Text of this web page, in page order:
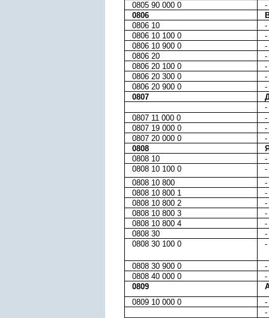
0805 90 000 0
-
0806
0806 10
-
0806 10 100 0
-
0806 10 900 0
-
0806 20
-
0806 20 100 0
-
0806 20 300 0
-
0806 20 900 0
-
0807
-
0807 11 000 0
-
0807 19 000 0
-
0807 20 000 0
-
0808
0808 10
-
0808 10 100 0
-
0808 10 800
-
0808 10 800 1
-
0808 10 800 2
-
0808 10 800 3
-
0808 10 800 4
-
0808 30
-
0808 30 100 0
-
0808 30 900 0
-
0808 40 000 0
-
0809
0809 10 000 0
-
-